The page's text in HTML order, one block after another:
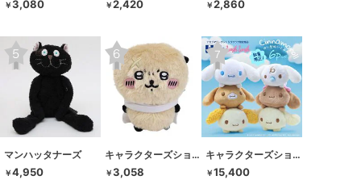
￥3,080 ￥2,420 ￥2,860
マンハッタナーズ
￥4,950
キャラクターズショップ ラフラフ
￥3,058
キャラクターズショップ ラフラフ
￥15,400